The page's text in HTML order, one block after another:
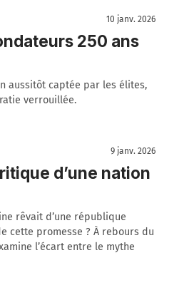
10 janv. 2026
250 ans
aussitôt captée par les élites,
verrouillée.
9 janv. 2026
d’une nation
rêvait d’une république
cette promesse ? À rebours du
l’écart entre le mythe